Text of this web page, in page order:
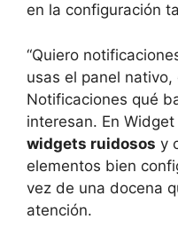
en la configuración
“Quiero
usas el panel
Notificaciones qué
interesan. En
widgets ruidosos y
elementos bien
vez de una docena
atención.